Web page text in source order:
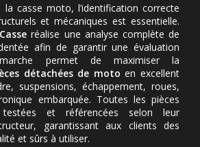
casse moto, l’identification correcte
et mécaniques est essentielle.
réalise une analyse complète de
afin de garantir une évaluation
permet de maximiser la
détachées de moto en excellent
suspensions, échappement, roues,
embarquée. Toutes les pièces
et référencées selon leur
garantissant aux clients des
et sûrs à utiliser.